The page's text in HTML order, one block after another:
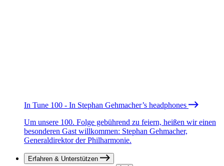
In Tune 100 - In Stephan Gehmacher’s headphones
Um unsere 100. Folge gebührend zu feiern, heißen wir einen
besonderen Gast willkommen: Stephan Gehmacher,
Generaldirektor der Philharmonie.
Erfahren & Unterstützen